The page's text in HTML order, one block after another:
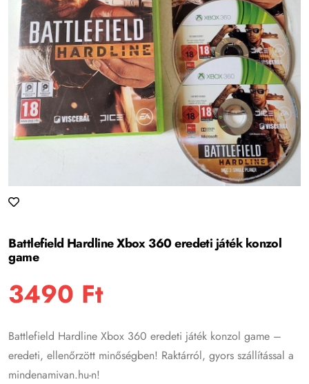
Battlefield Hardline Xbox 360 eredeti játék konzol
game
3490 Ft
Battlefield Hardline Xbox 360 eredeti játék konzol game –
eredeti, ellenőrzött minőségben! Raktárról, gyors szállítással a
mindenamivan.hu-n!